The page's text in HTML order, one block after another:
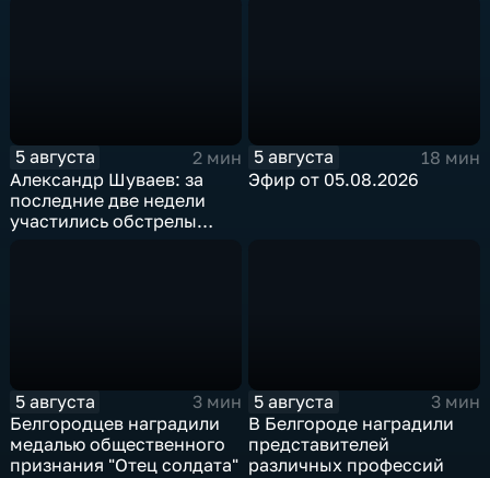
5 августа
2 мин
Александр Шуваев: за
последние две недели
участились обстрелы
5 августа
18 мин
Эфир от 05.08.2026
5 августа
3 мин
Белгородцев наградили
медалью общественного
признания "Отец солдата"
5 августа
3 мин
В Белгороде наградили
представителей
различных профессий